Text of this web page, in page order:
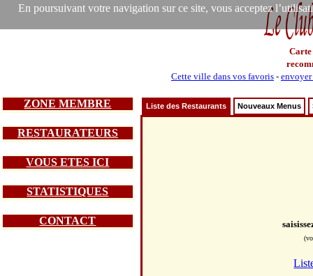
En poursuivant votre navigation sur ce site, vous acceptez
Carte
Cette ville dans vos favoris -
ZONE MEMBRE
RESTAURATEURS
VOUS ETES ICI
STATISTIQUES
CONTACT
Liste des Restaurants Nouveaux Menus